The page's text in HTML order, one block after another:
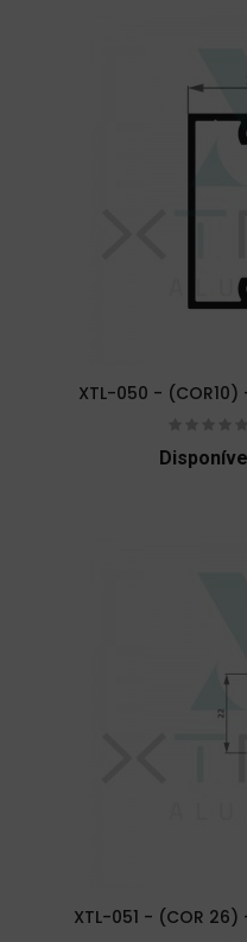
XTL-050 - (COR10)
XTL-051 - (COR 26)